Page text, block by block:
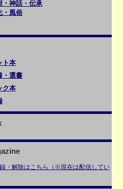
・神話・伝承
・風俗
ト本
・選書
ク本
・解除はこちら（※現在は配信してい